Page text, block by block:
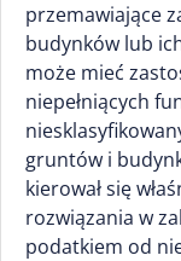
przemawiające
budynków lub
może mieć
niepełniących
gruntów i
kierował się
rozwiązania w
podatkiem od